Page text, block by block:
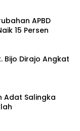
APBD
15 Persen
Bijo Dirajo Angkat
Adat Salingka